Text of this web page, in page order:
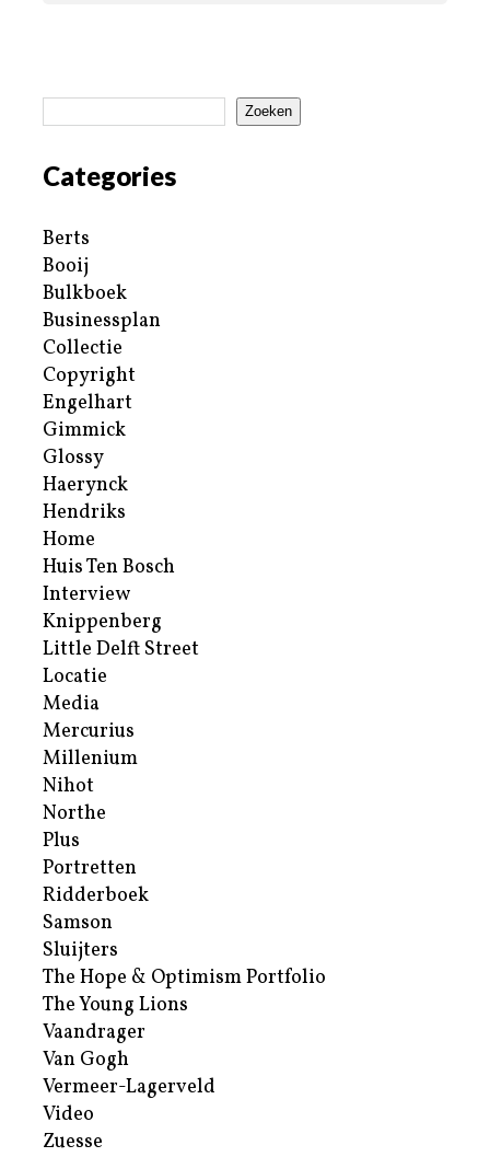
Zoeken
Categories
Berts
Booij
Bulkboek
Businessplan
Collectie
Copyright
Engelhart
Gimmick
Glossy
Haerynck
Hendriks
Home
Huis Ten Bosch
Interview
Knippenberg
Little Delft Street
Locatie
Media
Mercurius
Millenium
Nihot
Northe
Plus
Portretten
Ridderboek
Samson
Sluijters
The Hope & Optimism Portfolio
The Young Lions
Vaandrager
Van Gogh
Vermeer-Lagerveld
Video
Zuesse